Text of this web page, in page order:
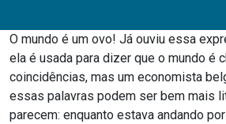
O mundo é um ovo! Já ouviu essa
ela é usada para dizer que o mundo é
coincidências, mas um economista
essas palavras podem ser bem mais
parecem: enquanto estava andando